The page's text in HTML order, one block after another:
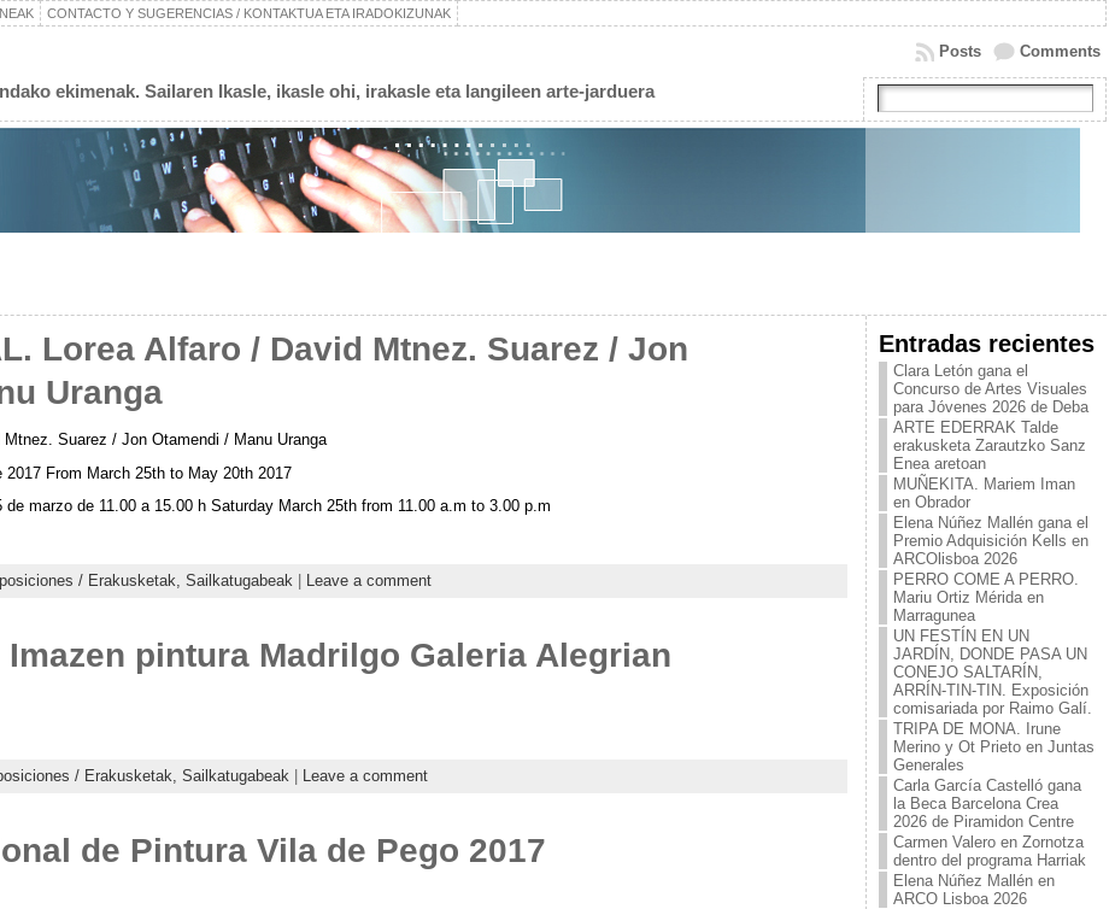
CONTACTO Y SUGERENCIAS / KONTAKTUA ETA IRADOKIZUNAK
ekimenak. Sailaren Ikasle, ikasle ohi, irakasle eta langileen arte-jarduera
Comments
Posts
Lorea Alfaro / David Mtnez. Suarez / Jon
Uranga
Suarez / Jon Otamendi / Manu Uranga
From March 25th to May 20th 2017
de marzo de 11.00 a 15.00 h Saturday March 25th from 11.00 a.m to 3.00 p.m
/ Erakusketak, Sailkatugabeak Leave a comment
pintura Madrilgo Galeria Alegrian
/ Erakusketak, Sailkatugabeak| Leave a comment
de Pintura Vila de Pego 2017
Entradas recientes
Clara Letón gana el
Concurso de Artes Visuales
para Jóvenes 2026 de Deba
ARTE EDERRAK Talde
erakusketa Zarautzko Sanz
Enea aretoan
MUÑEKITA. Mariem Iman
en Obrador
Elena Núñez Mallén gana el
Premio Adquisición Kells en
ARCOlisboa 2026
PERRO COME A PERRO.
Mariu Ortiz Mérida en
Marragunea
UN FESTÍN EN UN
JARDÍN, DONDE PASA UN
CONEJO SALTARÍN,
ARRÍN-TIN-TIN. Exposición
comisariada por Raimo Galí.
TRIPA DE MONA. Irune
Merino y Ot Prieto en Juntas
Generales
Carla García Castelló gana
la Beca Barcelona Crea
2026 de Piramidon Centre
Carmen Valero en Zornotza
dentro del programa Harriak
Elena Núñez Mallén en
ARCO Lisboa 2026